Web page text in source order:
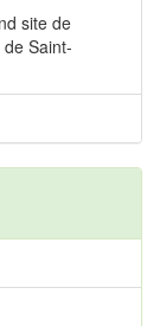
site de
Saint-